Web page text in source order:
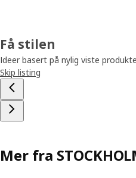
Få stilen
Ideer basert på nylig viste
Skip listing
Mer fra